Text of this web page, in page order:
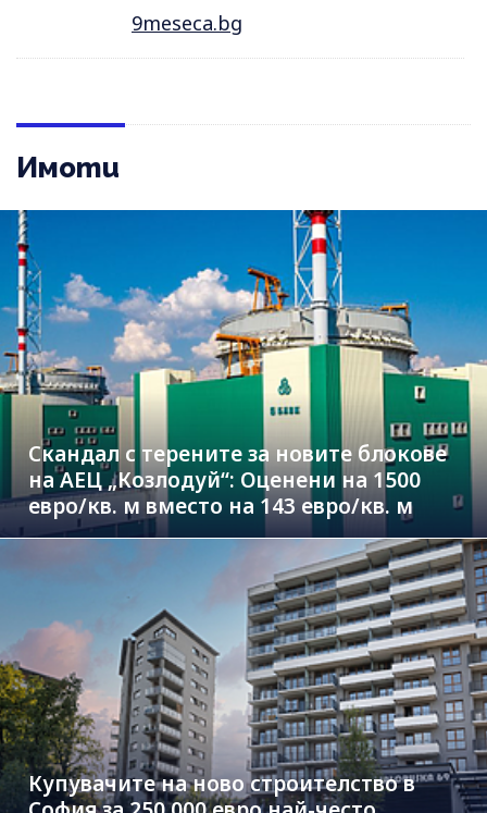
9meseca.bg
Имоти
Скандал с терените за новите блокове
на АЕЦ „Козлодуй“: Оценени на 1500
евро/кв. м вместо на 143 евро/кв. м
Купувачите на ново строителство в